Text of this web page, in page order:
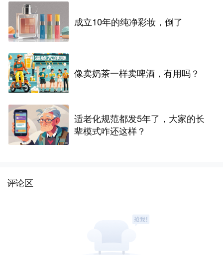
成立10年的纯净彩妆，倒了
像卖奶茶一样卖啤酒，有用吗？
适老化规范都发5年了，大家的长
辈模式咋还这样？
评论区